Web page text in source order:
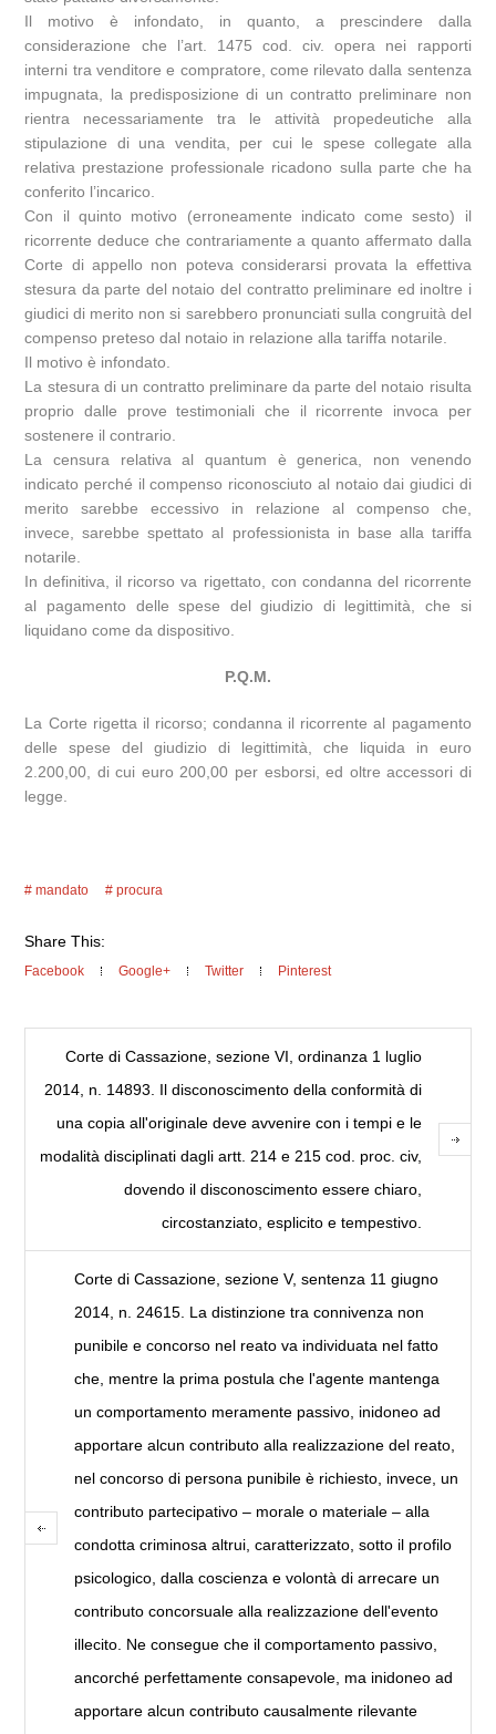
Il motivo è infondato, in quanto, a prescindere dalla
considerazione che l’art. 1475 cod. civ. opera nei rapporti
interni tra venditore e compratore, come rilevato dalla sentenza
impugnata, la predisposizione di un contratto preliminare non
rientra necessariamente tra le attività propedeutiche alla
stipulazione di una vendita, per cui le spese collegate alla
relativa prestazione professionale ricadono sulla parte che ha
conferito l’incarico.
Con il quinto motivo (erroneamente indicato come sesto) il
ricorrente deduce che contrariamente a quanto affermato dalla
Corte di appello non poteva considerarsi provata la effettiva
stesura da parte del notaio del contratto preliminare ed inoltre i
giudici di merito non si sarebbero pronunciati sulla congruità del
compenso preteso dal notaio in relazione alla tariffa notarile.
Il motivo è infondato.
La stesura di un contratto preliminare da parte del notaio risulta
proprio dalle prove testimoniali che il ricorrente invoca per
sostenere il contrario.
La censura relativa al quantum è generica, non venendo
indicato perché il compenso riconosciuto al notaio dai giudici di
merito sarebbe eccessivo in relazione al compenso che,
invece, sarebbe spettato al professionista in base alla tariffa
notarile.
In definitiva, il ricorso va rigettato, con condanna del ricorrente
al pagamento delle spese del giudizio di legittimità, che si
liquidano come da dispositivo.
P.Q.M.
La Corte rigetta il ricorso; condanna il ricorrente al pagamento
delle spese del giudizio di legittimità, che liquida in euro
2.200,00, di cui euro 200,00 per esborsi, ed oltre accessori di
legge.
mandato procura
Share This:
Facebook Google+ Twitter Pinterest
Corte di Cassazione, sezione VI, ordinanza 1 luglio
2014, n. 14893. Il disconoscimento della conformità di
una copia all'originale deve avvenire con i tempi e le
modalità disciplinati dagli artt. 214 e 215 cod. proc. civ,
dovendo il disconoscimento essere chiaro,
circostanziato, esplicito e tempestivo.
Corte di Cassazione, sezione V, sentenza 11 giugno
2014, n. 24615. La distinzione tra connivenza non
punibile e concorso nel reato va individuata nel fatto
che, mentre la prima postula che l'agente mantenga
un comportamento meramente passivo, inidoneo ad
apportare alcun contributo alla realizzazione del reato,
nel concorso di persona punibile è richiesto, invece, un
contributo partecipativo – morale o materiale – alla
condotta criminosa altrui, caratterizzato, sotto il profilo
psicologico, dalla coscienza e volontà di arrecare un
contributo concorsuale alla realizzazione dell'evento
illecito. Ne consegue che il comportamento passivo,
ancorché perfettamente consapevole, ma inidoneo ad
apportare alcun contributo causalmente rilevante